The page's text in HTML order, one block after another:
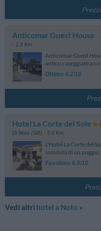
scelte. Prestare attenzione ai
Anticomar Guest House
- 1.8 Km
Anticomar Guest
antico caseggiato a
Ottimo 8.2/10
Hotel La Corte del Sole
Di Noto (SR) - 5.8 Km
L'Hotel La Corte del
sommità di un
Favoloso 8.5/10
Vedi altri hotel a Noto »